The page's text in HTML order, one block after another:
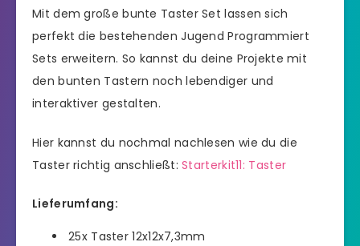
Mit dem große bunte Taster Set lassen sich
perfekt die bestehenden Jugend Programmiert
Sets erweitern. So kannst du deine Projekte mit
den bunten Tastern noch lebendiger und
interaktiver gestalten.
Hier kannst du nochmal nachlesen wie du die
Taster richtig anschließt:Starterkit11: Taster
Lieferumfang:
25x Taster 12x12x7,3mm